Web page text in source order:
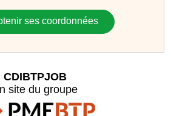
ses coordonnées
CDIBTPJOB
site du groupe